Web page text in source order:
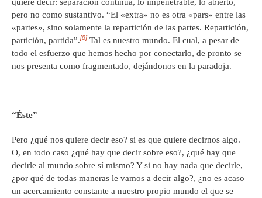
pero no como sustantivo. “El «extra» no es otra «pars» entre las
«partes», sino solamente la repartición de las partes. Repartición,
partición, partida”.[8] Tal es nuestro mundo. El cual, a pesar de
todo el esfuerzo que hemos hecho por conectarlo, de pronto se
nos presenta como fragmentado, dejándonos en la paradoja.
“Éste”
Pero ¿qué nos quiere decir eso? si es que quiere decirnos algo.
O, en todo caso ¿qué hay que decir sobre eso?, ¿qué hay que
decirle al mundo sobre sí mismo? Y si no hay nada que decirle,
¿por qué de todas maneras le vamos a decir algo?, ¿no es acaso
un acercamiento constante a nuestro propio mundo el que se